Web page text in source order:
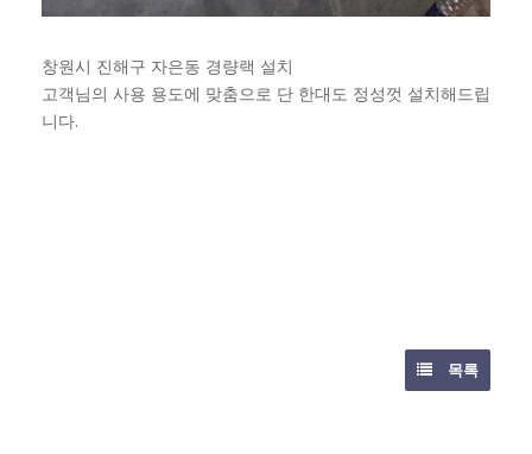
창원시 진해구 자은동 경량랙 설치
고객님의 사용 용도에 맞춤으로 단 한대도 정성껏 설치해드립
니다.
목록